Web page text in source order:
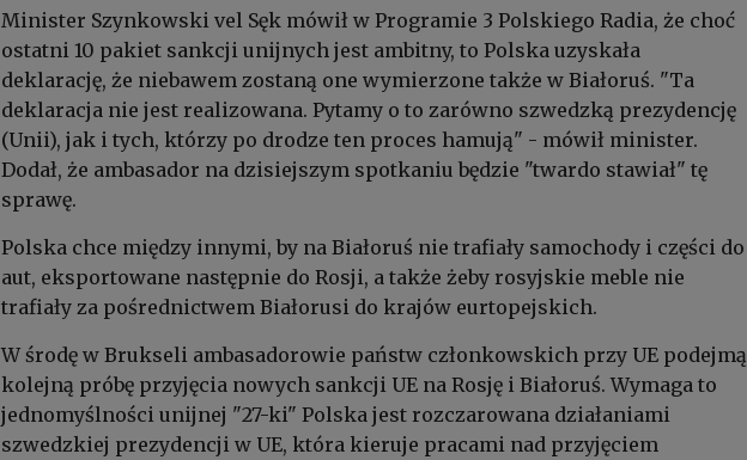
Minister Szynkowski vel Sęk mówił w Programie 3 Polskiego Radia, że choć
ostatni 10 pakiet sankcji unijnych jest ambitny, to Polska uzyskała
deklarację, że niebawem zostaną one wymierzone także w Białoruś. "Ta
deklaracja nie jest realizowana. Pytamy o to zarówno szwedzką prezydencję
(Unii), jak i tych, którzy po drodze ten proces hamują" - mówił minister.
Dodał, że ambasador na dzisiejszym spotkaniu będzie "twardo stawiał" tę
sprawę.
Polska chce między innymi, by na Białoruś nie trafiały samochody i części do
aut, eksportowane następnie do Rosji, a także żeby rosyjskie meble nie
trafiały za pośrednictwem Białorusi do krajów eurtopejskich.
W środę w Brukseli ambasadorowie państw członkowskich przy UE podejmą
kolejną próbę przyjęcia nowych sankcji UE na Rosję i Białoruś. Wymaga to
jednomyślności unijnej "27-ki" Polska jest rozczarowana działaniami
szwedzkiej prezydencji w UE, która kieruje pracami nad przyjęciem